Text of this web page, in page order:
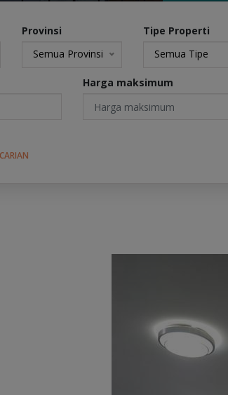
Provinsi
Semua Provinsi
Tipe Properti
Semua Tipe
Harga maksimum